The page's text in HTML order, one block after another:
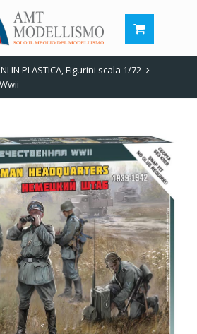
IN PLASTICA,Figurini scala 1/72